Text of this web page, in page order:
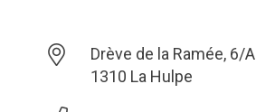
Drève de la Ramée, 6/A
1310 La Hulpe